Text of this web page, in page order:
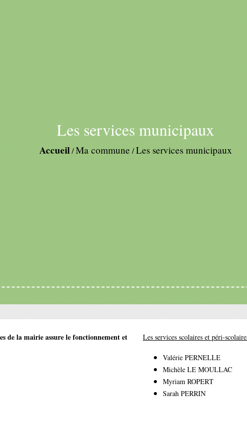
Les services municipaux
Accueil /Ma commune /Les services municipaux
de la mairie assure le fonctionnement et
Les services scolaires et péri-
Valérie PERNELLE
Michèle LE MOULLAC
Myriam ROPERT
Sarah PERRIN